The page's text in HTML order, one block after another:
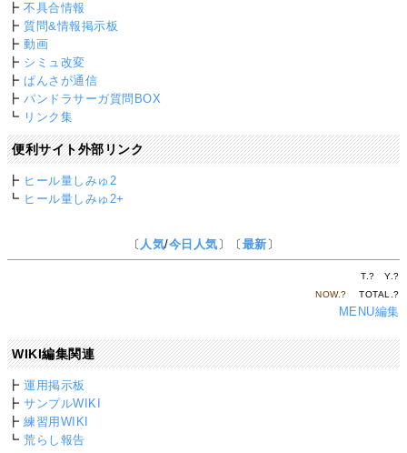
┣不具合情報
┣質問&情報掲示板
┣動画
┣ シミュ改変
┣ぱんさが通信
┣パンドラサーガ質問BOX
┗ リンク集
便利サイト外部リンク
┣ ヒール量しみゅ2
┗ ヒール量しみゅ2+
〔 人気/今日人気〕〔最新〕
T.? Y.?
NOW.? TOTAL.?
MENU編集
WIKI編集関連
┣運用掲示板
┣サンプルWIKI
┣練習用WIKI
┗荒らし報告